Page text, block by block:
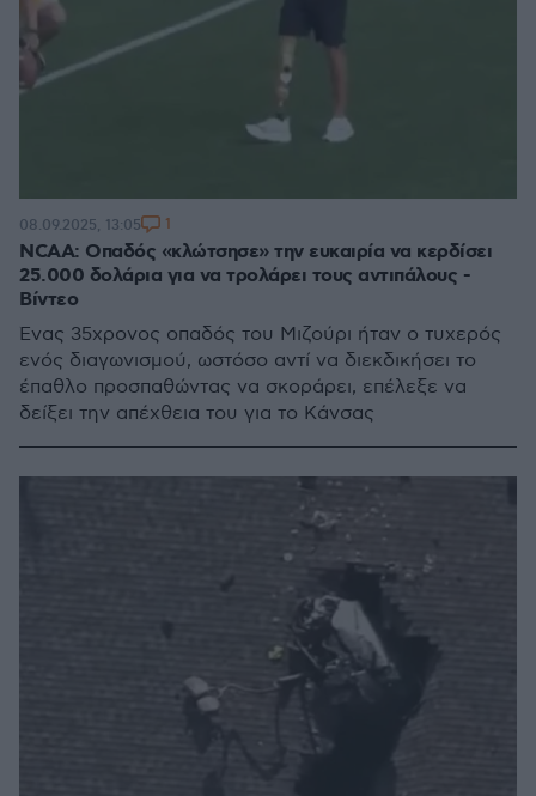
NCAA: Οπαδός «κλώτσησε» την ευκαιρία να κερδίσει
25.000 δολάρια για να τρολάρει τους αντιπάλους -
Βίντεο
Ένας 35χρονος οπαδός του Μιζούρι ήταν ο τυχερός
ενός διαγωνισμού, ωστόσο αντί να διεκδικήσει το
έπαθλο προσπαθώντας να σκοράρει, επέλεξε να
δείξει την απέχθεια του για το Κάνσας
08.09.2025, 13:05 1